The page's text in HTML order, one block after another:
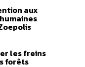
aux
les freins
forêts